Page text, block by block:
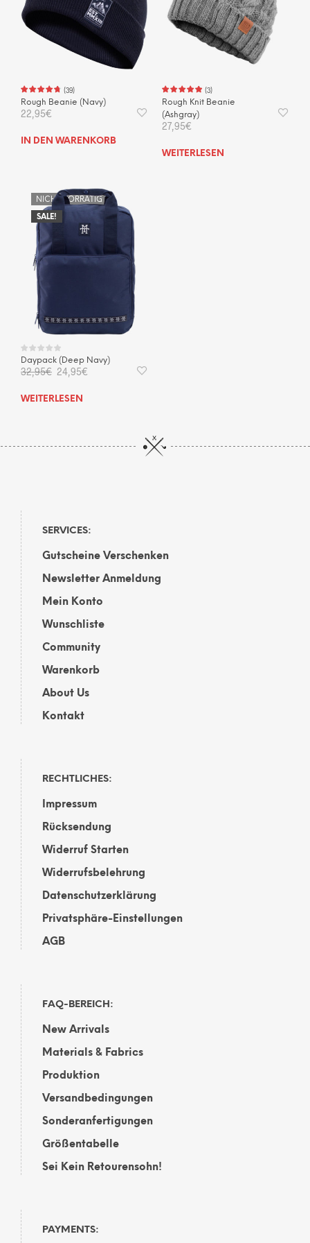
können
(39)
Rough Beanie (Navy)
22,95€
IN DEN WARENKORB
(3)
Rough Knit Beanie
(Ashgray)
27,95€
WEITERLESEN
SALE!
NICHT VORRÄTIG
Daypack (Deep Navy)
32,95€ Ursprünglicher
Preis
32,95€
24,95€ Aktueller
WEITERLESEN
SERVICES:
Gutscheine Verschenken
Newsletter Anmeldung
Mein Konto
Wunschliste
Community
Warenkorb
About Us
Kontakt
RECHTLICHES:
Impressum
Rücksendung
Widerruf Starten
Widerrufsbelehrung
Datenschutzerklärung
Privatsphäre-Einstellungen
AGB
FAQ-BEREICH:
New Arrivals
Materials & Fabrics
Produktion
Versandbedingungen
Sonderanfertigungen
Größentabelle
Sei Kein Retourensohn!
PAYMENTS: